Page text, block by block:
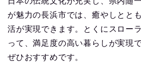
が魅力の長浜市では、癒やしとと
活が実現できます。とくにスロー
って、満足度の高い暮らしが実現
ぜひおすすめです。